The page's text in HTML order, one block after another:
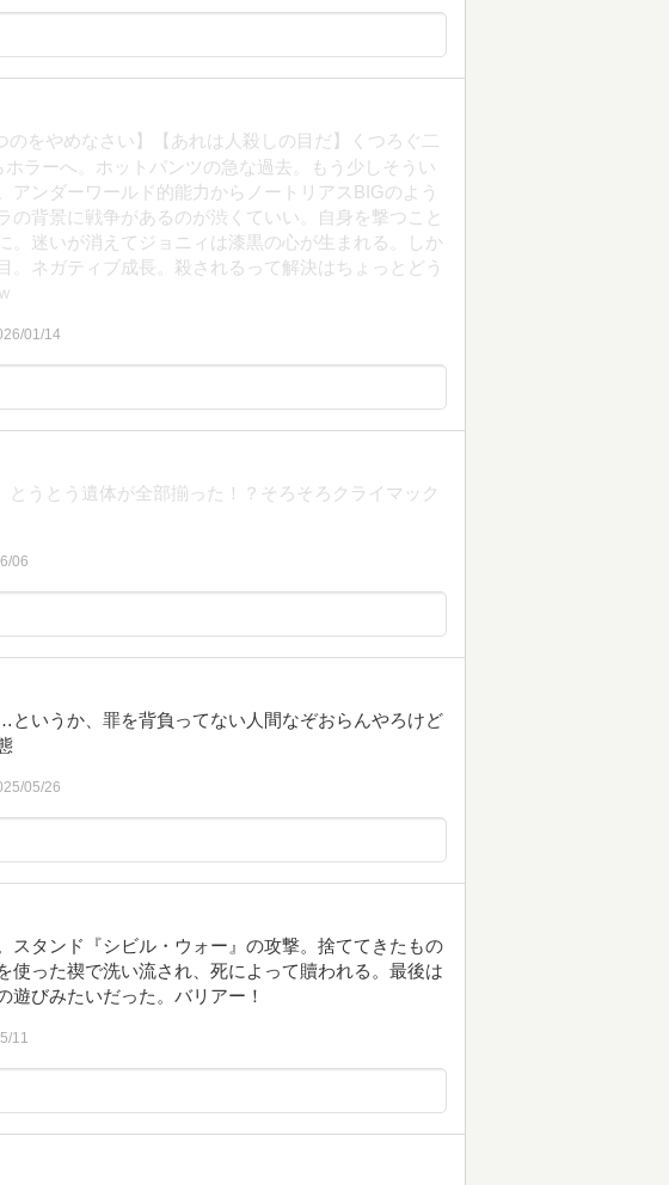
のをやめなさい】【あれは人殺しの目だ】くつろぐ二
ラーへ。ホットパンツの急な過去。もう少しそうい
アンダーワールド的能力からノートリアスBIGのよう
の背景に戦争があるのが渋くていい。自身を撃つこと
。迷いが消えてジョニィは漆黒の心が生まれる。しか
。ネガティブ成長。殺されるって解決はちょっとどう
01/14
とうとう遺体が全部揃った！？そろそろクライマック
06
いうか、罪を背負ってない人間なぞおらんやろけど
05/26
スタンド『シビル・ウォー』の攻撃。捨ててきたもの
使った禊で洗い流され、死によって贖われる。最後は
遊びみたいだった。バリアー！
11